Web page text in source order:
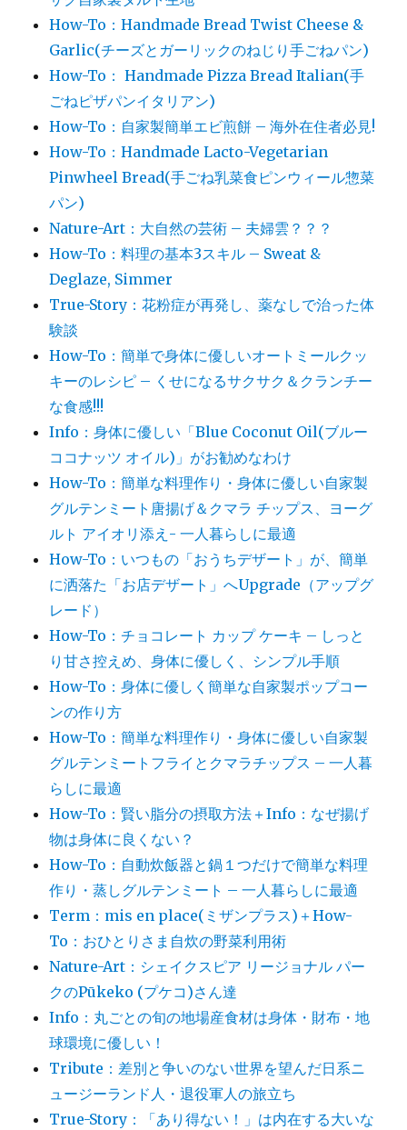
How-To：Handmade Bread Twist Cheese &
Garlic(チーズとガーリックのねじり手ごねパン)
How-To： Handmade Pizza Bread Italian(手
ごねピザパンイタリアン)
How-To：自家製簡単エビ煎餅 – 海外在住者必見!
How-To：Handmade Lacto-Vegetarian
Pinwheel Bread(手ごね乳菜食ピンウィール惣菜
パン)
Nature-Art：大自然の芸術 – 夫婦雲？？？
How-To：料理の基本3スキル – Sweat &
Deglaze, Simmer
True-Story：花粉症が再発し、薬なしで治った体
験談
How-To：簡単で身体に優しいオートミールクッ
キーのレシピ – くせになるサクサク＆クランチー
な食感!!!
Info：身体に優しい「Blue Coconut Oil(ブルー
ココナッツ オイル)」がお勧めなわけ
How-To：簡単な料理作り・身体に優しい自家製
グルテンミート唐揚げ＆クマラ チップス、ヨーグ
ルト アイオリ添え- 一人暮らしに最適
How-To：いつもの「おうちデザート」が、簡単
に洒落た「お店デザート」へUpgrade（アップグ
レード）
How-To：チョコレート カップ ケーキ – しっと
り甘さ控えめ、身体に優しく、シンプル手順
How-To：身体に優しく簡単な自家製ポップコー
ンの作り方
How-To：簡単な料理作り・身体に優しい自家製
グルテンミートフライとクマラチップス – 一人暮
らしに最適
How-To：賢い脂分の摂取方法＋Info：なぜ揚げ
物は身体に良くない？
How-To：自動炊飯器と鍋１つだけで簡単な料理
作り・蒸しグルテンミート – 一人暮らしに最適
Term：mis en place(ミザンプラス)＋How-
To：おひとりさま自炊の野菜利用術
Nature-Art：シェイクスピア リージョナル パー
クのPūkeko (プケコ)さん達
Info：丸ごとの旬の地場産食材は身体・財布・地
球環境に優しい！
Tribute：差別と争いのない世界を望んだ日系ニ
ュージーランド人・退役軍人の旅立ち
True-Story：「あり得ない！」は内在する大いな